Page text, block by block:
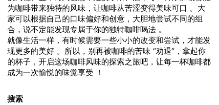
为咖啡带来独特的风味，让咖啡从苦涩变得美味可口 。大
家可以根据自己的口味偏好和创意，大胆地尝试不同的组
合，说不定能发现专属于你的独特咖啡喝法 。
就像生活一样，有时候需要一些小小的改变和尝试，才能发
现更多的美好 。所以，别再被咖啡的苦味 “劝退”，拿起你
的杯子，开启这场咖啡风味的探索之旅吧，让每一杯咖啡都
成为一次愉悦的味觉享受 ！
搜索